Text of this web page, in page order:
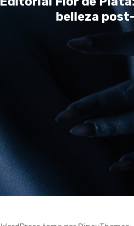
belleza